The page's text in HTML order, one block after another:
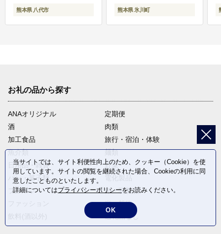
熊本県 八代市 熊本県 氷川町
お礼の品から探す
ANAオリジナル
定期便
酒
肉類
加工食品
旅行・宿泊・体験
魚介類
麺類
日用品・雑貨
野菜
パン・菓子類
フルーツ
卵・乳製品
米・穀物
返礼品なし
当サイトでは、サイト利便性向上のため、クッキー（Cookie）を使
用しています。サイトの閲覧を継続された場合、Cookieの利用に同
意したことものといたします。
詳細についてはプライバシーポリシーをお読みください。
OK